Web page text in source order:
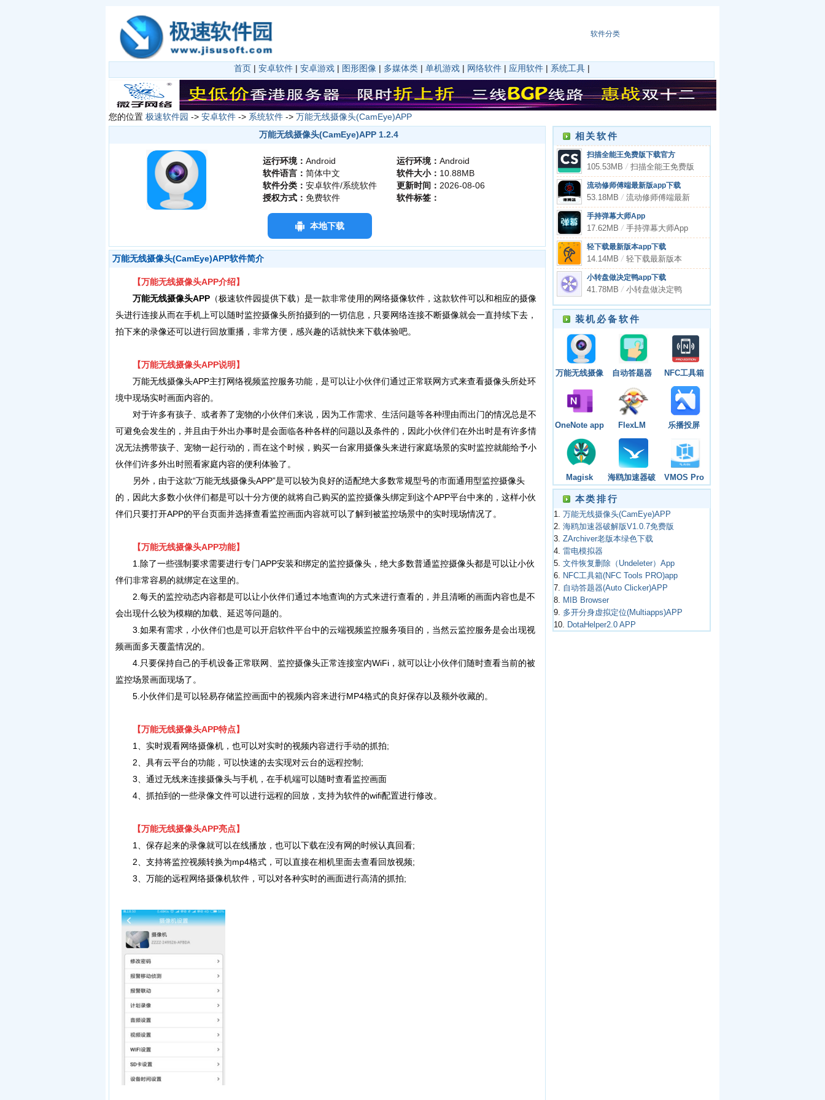
软件分类
首页| 安卓软件| 安卓游戏| 图形图像 | 多媒体类| 单机游戏| 网络软件| 应用软件| 系统工具|
您的位置 极速软件园 -> 安卓软件 -> 系统软件 -> 万能无线摄像头(CamEye)APP
万能无线摄像头(CamEye)APP 1.2.4
运行环境： Android
软件语言： 简体中文
软件分类： 安卓软件/系统软件
授权方式： 免费软件
本地下载
运行环境： Android
软件大小： 10.88MB
更新时间： 2026-08-06
软件标签：
万能无线摄像头(CamEye)APP软件简介
【万能无线摄像头APP介绍】
万能无线摄像头APP （极速软件园提供下载）是一款非常使用的网络摄像软件，这款软件可以和相应的摄像
头进行连接从而在手机上可以随时监控摄像头所拍摄到的一切信息，只要网络连接不断摄像就会一直持续下去，
拍下来的录像还可以进行回放重播，非常方便，感兴趣的话就快来下载体验吧。
【万能无线摄像头APP说明】
万能无线摄像头APP主打网络视频监控服务功能，是可以让小伙伴们通过正常联网方式来查看摄像头所处环
境中现场实时画面内容的。
对于许多有孩子、或者养了宠物的小伙伴们来说，因为工作需求、生活问题等各种理由而出门的情况总是不
可避免会发生的，并且由于外出办事时是会面临各种各样的问题以及条件的，因此小伙伴们在外出时是有许多情
况无法携带孩子、宠物一起行动的，而在这个时候，购买一台家用摄像头来进行家庭场景的实时监控就能给予小
伙伴们许多外出时照看家庭内容的便利体验了。
另外，由于这款“万能无线摄像头APP”是可以较为良好的适配绝大多数常规型号的市面通用型监控摄像头
的，因此大多数小伙伴们都是可以十分方便的就将自己购买的监控摄像头绑定到这个APP平台中来的，这样小伙
伴们只要打开APP的平台页面并选择查看监控画面内容就可以了解到被监控场景中的实时现场情况了。
【万能无线摄像头APP功能】
1.除了一些强制要求需要进行专门APP安装和绑定的监控摄像头，绝大多数普通监控摄像头都是可以让小伙
伴们非常容易的就绑定在这里的。
2.每天的监控动态内容都是可以让小伙伴们通过本地查询的方式来进行查看的，并且清晰的画面内容也是不
会出现什么较为模糊的加载、延迟等问题的。
3.如果有需求，小伙伴们也是可以开启软件平台中的云端视频监控服务项目的，当然云监控服务是会出现视
频画面多天覆盖情况的。
4.只要保持自己的手机设备正常联网、监控摄像头正常连接室内WiFi，就可以让小伙伴们随时查看当前的被
监控场景画面现场了。
5.小伙伴们是可以轻易存储监控画面中的视频内容来进行MP4格式的良好保存以及额外收藏的。
【万能无线摄像头APP特点】
1、实时观看网络摄像机，也可以对实时的视频内容进行手动的抓拍;
2、具有云平台的功能，可以快速的去实现对云台的远程控制;
3、通过无线来连接摄像头与手机，在手机端可以随时查看监控画面
4、抓拍到的一些录像文件可以进行远程的回放，支持为软件的wifi配置进行修改。
【万能无线摄像头APP亮点】
1、保存起来的录像就可以在线播放，也可以下载在没有网的时候认真回看;
2、支持将监控视频转换为mp4格式，可以直接在相机里面去查看回放视频;
3、万能的远程网络摄像机软件，可以对各种实时的画面进行高清的抓拍;
相关软件
扫描全能王免费版下载官方
105.53MB /扫描全能王免费版
下载官方
流动修师傅端最新版app下载
53.18MB /流动修师傅端最新
版app下载
手持弹幕大师App
17.62MB /手持弹幕大师App
轻下载最新版本app下载
14.14MB /轻下载最新版本
app下载
小转盘做决定鸭app下载
41.78MB /小转盘做决定鸭
装机必备软件
万能无线摄像
(CamEye)APP
自动答题器
Clicker)APP
NFC工具箱
(NFC Tools
PRO)app
OneNote app
FlexLM
License
Server
乐播投屏
app
Magisk
Manager app
海鸥加速器破
解版V1.0.7免
VMOS Pro
app
本类排行
1. 万能无线摄像头(CamEye)APP
2. 海鸥加速器破解版V1.0.7免费版
3. ZArchiver老版本绿色下载
4. 雷电模拟器
5. 文件恢复删除（Undeleter）App
6.
NFC工具箱(NFC Tools PRO)app
7.
自动答题器(Auto Clicker)APP
8.
MIB Browser
9.
多开分身虚拟定位(Multiapps)APP
10.
DotaHelper2.0 APP